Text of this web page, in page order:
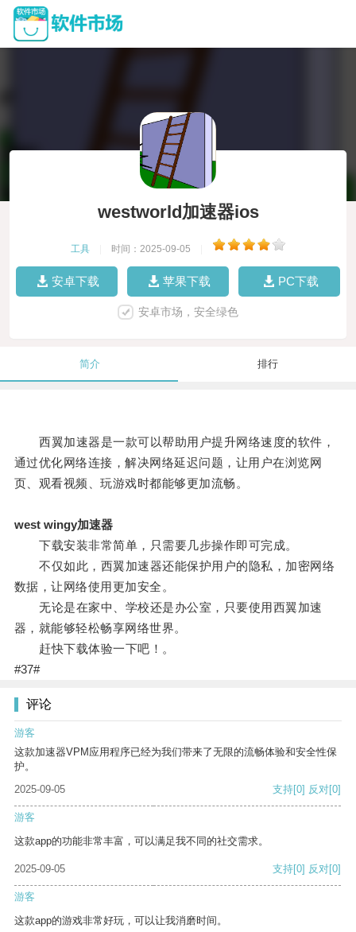
westworld加速器ios
工具 时间：2025-09-05
安卓下载 苹果下载 PC下载
安卓市场，安全绿色
简介 排行
西翼加速器是一款可以帮助用户提升网络速度的软件，
通过优化网络连接，解决网络延迟问题，让用户在浏览网
页、观看视频、玩游戏时都能够更加流畅。
west wingy加速器
下载安装非常简单，只需要几步操作即可完成。
不仅如此，西翼加速器还能保护用户的隐私，加密网络
数据，让网络使用更加安全。
无论是在家中、学校还是办公室，只要使用西翼加速
器，就能够轻松畅享网络世界。
赶快下载体验一下吧！。
#37#
评论
游客
这款加速器VPM应用程序已经为我们带来了无限的流畅体验和安全性保
护。
2025-09-05
支持[0] 反对[0]
游客
这款app的功能非常丰富，可以满足我不同的社交需求。
2025-09-05 支持[0] 反对[0]
游客
这款app的游戏非常好玩，可以让我消磨时间。